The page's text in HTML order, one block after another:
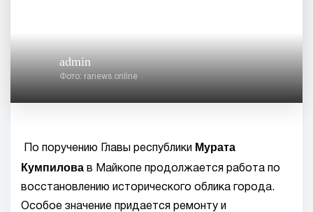
admin
Фото: ranews.online
По поручению Главы республики
Мурата
Кумпилова в Майкопе продолжается работа по
восстановлению исторического облика города.
Особое значение придается ремонту и